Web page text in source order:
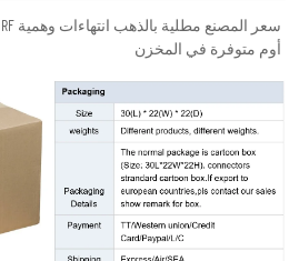
أوم متوفرة في المخزن